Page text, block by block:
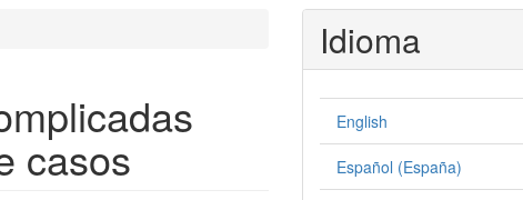
casos
Idioma
English
Español (España)